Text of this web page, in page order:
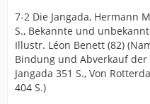
7-2 Die Jangada, Hermann
S., Bekannte und
Illustr. Léon Benett (82)
Bindung und Abverkauf der
Jangada 351 S., Von
404 S.)